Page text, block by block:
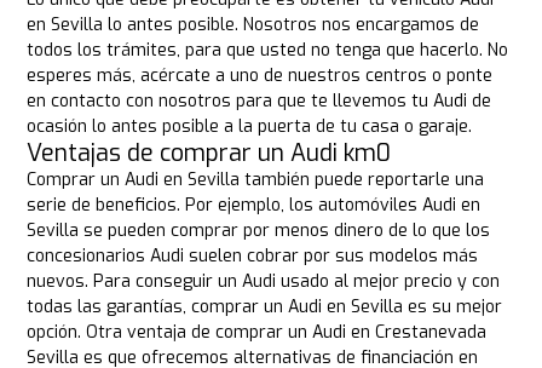
en Sevilla lo antes posible. Nosotros nos encargamos de
todos los trámites, para que usted no tenga que hacerlo. No
esperes más, acércate a uno de nuestros centros o ponte
en contacto con nosotros para que te llevemos tu Audi de
ocasión lo antes posible a la puerta de tu casa o garaje.
Ventajas de comprar un Audi km0
Comprar un Audi en Sevilla también puede reportarle una
serie de beneficios. Por ejemplo, los automóviles Audi en
Sevilla se pueden comprar por menos dinero de lo que los
concesionarios Audi suelen cobrar por sus modelos más
nuevos. Para conseguir un Audi usado al mejor precio y con
todas las garantías, comprar un Audi en Sevilla es su mejor
opción. Otra ventaja de comprar un Audi en Crestanevada
Sevilla es que ofrecemos alternativas de financiación en